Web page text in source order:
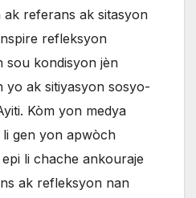
ak referans ak sitasyon
refleksyon
sou kondisyon jèn
yo ak sitiyasyon sosyo-
Kòm yon medya
li gen yon apwòch
li chache ankouraje
ak refleksyon nan